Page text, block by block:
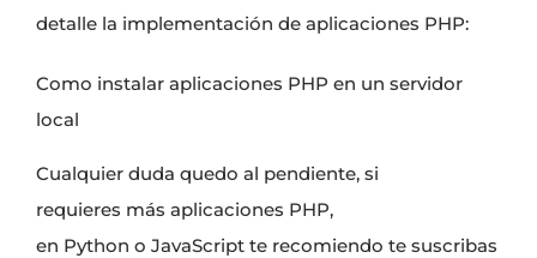
detalle la implementación de aplicaciones PHP:
Como instalar aplicaciones PHP en un servidor
local
Cualquier duda quedo al pendiente, si
requieres más aplicaciones PHP,
en Python o JavaScript te recomiendo te suscribas